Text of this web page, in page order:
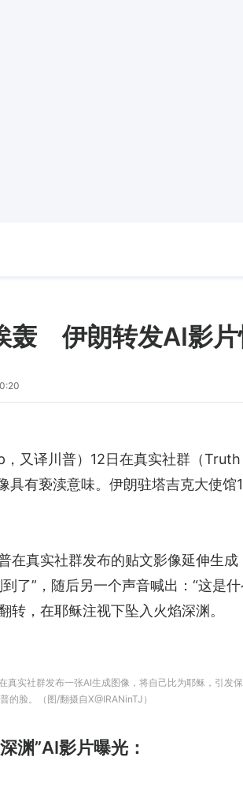
轰 伊朗转发AI影片
又译川普）12日在真实社群（
有亵渎意味。伊朗驻塔吉克大使
在真实社群发布的贴文影像延伸生
了”，随后另一个声音喊出：“这是
转，在耶稣注视下坠入火焰深渊。
实社群发布一张AI生成图像，将自己比为耶稣，引
的脸。（图/翻摄自X@IRANinTJ）
渊”AI影片曝光：